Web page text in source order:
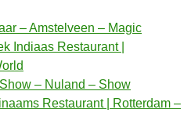
– Amstelveen – Magic
Indiaas Restaurant |
– Nuland – Show
Restaurant | Rotterdam –